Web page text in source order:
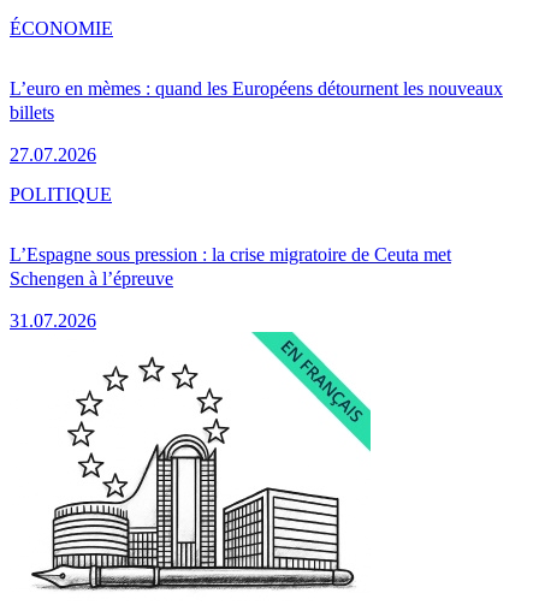
L’euro en mèmes : quand les Européens détournent les nouveaux
billets
27.07.2026
ÉCONOMIE
L’Espagne sous pression : la crise migratoire de Ceuta met
Schengen à l’épreuve
31.07.2026
POLITIQUE